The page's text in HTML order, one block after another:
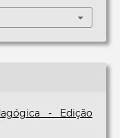
- Edição